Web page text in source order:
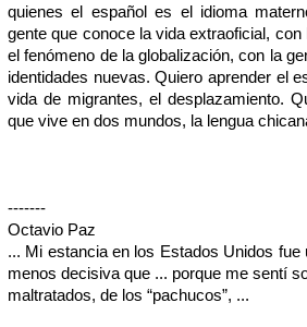
quienes el español es el idioma
gente que conoce la vida extraoficial,
el fenómeno de la globalización, con la
identidades nuevas. Quiero aprender el
vida de migrantes, el desplazamiento.
que vive en dos mundos, la lengua
-------
Octavio Paz
... Mi estancia en los Estados Unidos fue
menos decisiva que ... porque me sentí
maltratados, de los “pachucos”, ...